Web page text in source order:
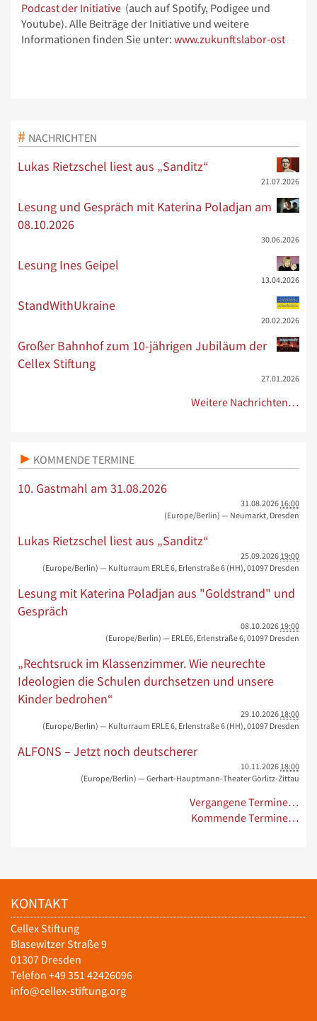
Podcast der Initiative (auch auf Spotify, Podigee und
Youtube). Alle Beiträge der Initiative und weitere
Informationen finden Sie unter: www.zukunftslabor-ost
NACHRICHTEN
Lukas Rietzschel liest aus „Sanditz“
21.07.2026
Lesung und Gespräch mit Katerina Poladjan am
08.10.2026
30.06.2026
Lesung Ines Geipel
13.04.2026
StandWithUkraine
20.02.2026
Großer Bahnhof zum 10-jährigen Jubiläum der
Cellex Stiftung
27.01.2026
Weitere Nachrichten…
KOMMENDE TERMINE
10. Gastmahl am 31.08.2026
31.08.2026 16:00
(Europe/Berlin) — Neumarkt, Dresden
Lukas Rietzschel liest aus „Sanditz“
25.09.2026 19:00
(Europe/Berlin) — Kulturraum ERLE 6, Erlenstraße 6 (HH), 01097 Dresden
Lesung mit Katerina Poladjan aus "Goldstrand" und
Gespräch
08.10.2026 19:00
(Europe/Berlin) — ERLE6, Erlenstraße 6, 01097 Dresden
„Rechtsruck im Klassenzimmer. Wie neurechte
Ideologien die Schulen durchsetzen und unsere
Kinder bedrohen“
29.10.2026 18:00
(Europe/Berlin) — Kulturraum ERLE 6, Erlenstraße 6 (HH), 01097 Dresden
ALFONS – Jetzt noch deutscherer
10.11.2026 18:00
(Europe/Berlin) — Gerhart-Hauptmann-Theater Görlitz-Zittau
Vergangene Termine…
Kommende Termine…
KONTAKT
Cellex Stiftung
Blasewitzer Straße 9
01307 Dresden
Telefon +49 351 42426096
info@cellex-stiftung.org